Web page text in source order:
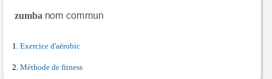
zumba
Exercice d'aérobic
Méthode de fitness